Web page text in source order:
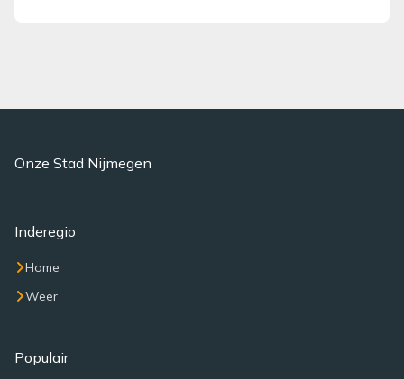
Onze Stad Nijmegen
Inderegio
Home
Weer
Populair